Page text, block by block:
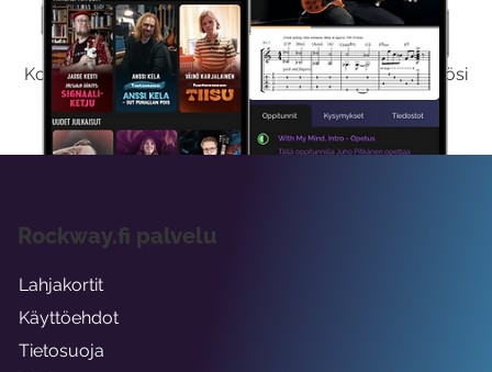
Kokeile Ilmaiseksi
Kokeilemalla ilmaiseksi saat koko sisältömme käyttöösi
viikon ajaksi.
Rockway.fi palvelu
Lahjakortit
Käyttöehdot
Tietosuoja